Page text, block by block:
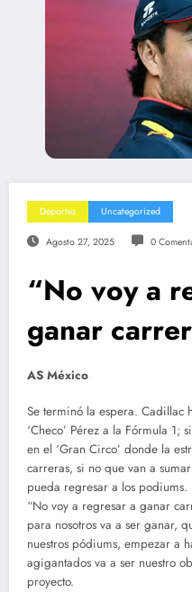
Deportes Uncategorized
Agosto 27, 2025 0
“No voy a
ganar
AS México
Se terminó la espera.
‘Checo’ Pérez a la Fórmula 1;
en el ‘Gran Circo’ donde la
carreras, si no que van a
pueda regresar a los podiums.
“No voy a regresar a ganar
para nosotros va a ser ganar,
nuestros pódiums, empezar a
agigantados va a ser nuestro
proyecto.